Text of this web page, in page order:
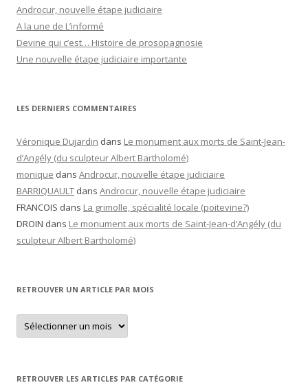
Androcur, nouvelle étape judiciaire
A la une de L’informé
Devine qui c’est… Histoire de prosopagnosie
Une nouvelle étape judiciaire importante
LES DERNIERS COMMENTAIRES
Véronique Dujardin dans Le monument aux morts de Saint-Jean-
d’Angély (du sculpteur Albert Bartholomé)
monique dans Androcur, nouvelle étape judiciaire
BARRIQUAULT dans Androcur, nouvelle étape judiciaire
FRANCOIS dans La grimolle, spécialité locale (poitevine?)
DROIN dans Le monument aux morts de Saint-Jean-d’Angély (du
sculpteur Albert Bartholomé)
RETROUVER UN ARTICLE PAR MOIS
Retrouver
un
article
RETROUVER LES ARTICLES PAR CATÉGORIE